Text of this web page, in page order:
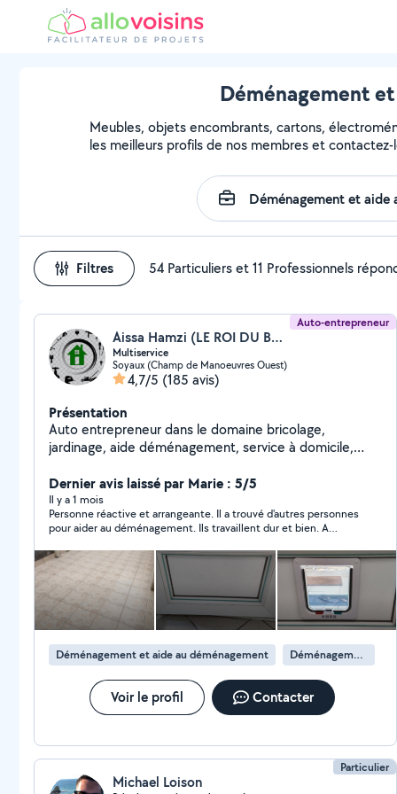
Déménagement
Meubles, objets encombrants, cartons,
les meilleurs profils de nos membres et contactez-
Filtres 54 Particuliers et 11 Professionnels
Auto-entrepreneur
Aissa Hamzi (LE ROI DU BRICOLAGE)
Multiservice
Soyaux (Champ de Manoeuvres Ouest)
4,7/5 (185 avis)
Présentation
Auto entrepreneur dans le domaine bricolage,
jardinage, aide déménagement, service à domicile,
travaux.(petits travaux de maçonnerie, terrassement,
Dernier avis laissé par Marie : 5/5
Il y a 1 mois
Personne réactive et arrangeante. Il a trouvé d'autres personnes
pour aider au déménagement. Ils travaillent dur et bien. A
Déménagement et aide au déménagement Déménagement de maison
Voir le profil Contacter
Particulier
Michael Loison